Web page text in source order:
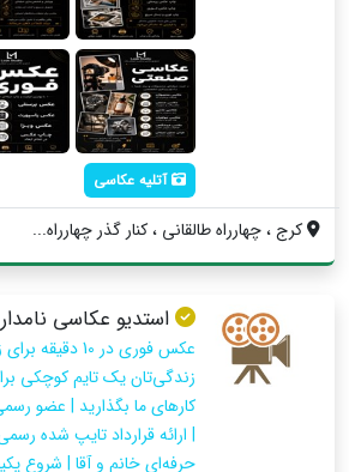
آتلیه عکاسی
کرج ، چهارراه طالقانی ، کنار گذر چهارراه...
استدیو عکاسی نامدار
عکس فوری در 10
زندگی‌تان یک تایم کوچکی
کارهای ما بگذارید | عضو
| ارائه قرارداد تایپ شده
حرفه‌ای خانم و آقا | شروع پکیج